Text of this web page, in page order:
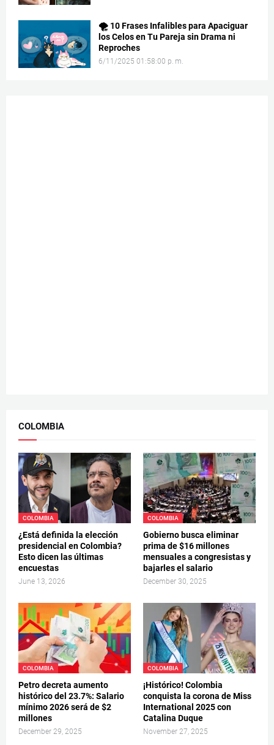
🌪️ 10 Frases Infalibles para Apaciguar
los Celos en Tu Pareja sin Drama ni
Reproches
6/11/2025 01:58:00 p. m.
COLOMBIA
COLOMBIA
¿Está definida la elección
presidencial en Colombia?
Esto dicen las últimas
encuestas
June 13, 2026
COLOMBIA
Gobierno busca eliminar
prima de $16 millones
mensuales a congresistas y
bajarles el salario
December 30, 2025
COLOMBIA
Petro decreta aumento
histórico del 23.7%: Salario
mínimo 2026 será de $2
millones
December 29, 2025
COLOMBIA
¡Histórico! Colombia
conquista la corona de Miss
International 2025 con
Catalina Duque
November 27, 2025